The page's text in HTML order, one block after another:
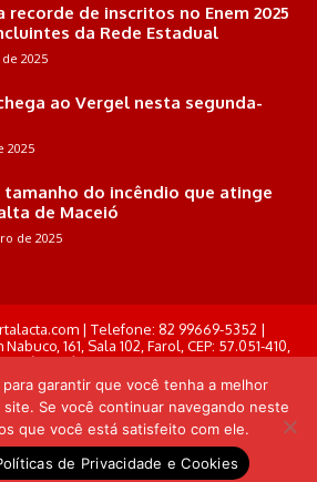
recorde de inscritos no Enem 2025
da Rede Estadual
2025
ao Vergel nesta segunda-
2025
tamanho do incêndio que atinge
de Maceió
de 2025
| Telefone: 82 99669-5352 |
161, Sala 102, Farol, CEP: 57.051-410,
Técnico: Derek Gustavo de Morais
Pereira
Acta - 2025-2026.
por: Arthur Almeida
garantir que você tenha a melhor
Se você continuar navegando neste
que você está satisfeito com ele.
de Privacidade e Cookies